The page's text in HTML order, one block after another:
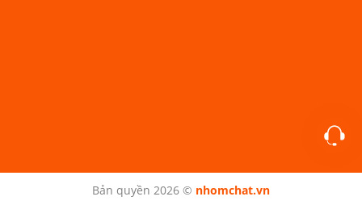
Bản quyền 2026 © nhomchat.vn